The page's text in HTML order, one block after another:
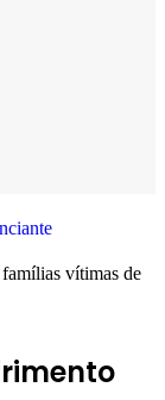
vítimas de